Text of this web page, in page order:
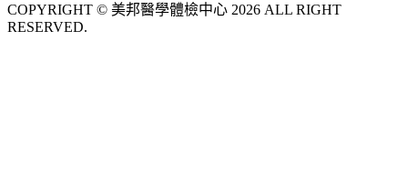
COPYRIGHT © 美邦醫學體檢中心 2026 ALL RIGHT
RESERVED.